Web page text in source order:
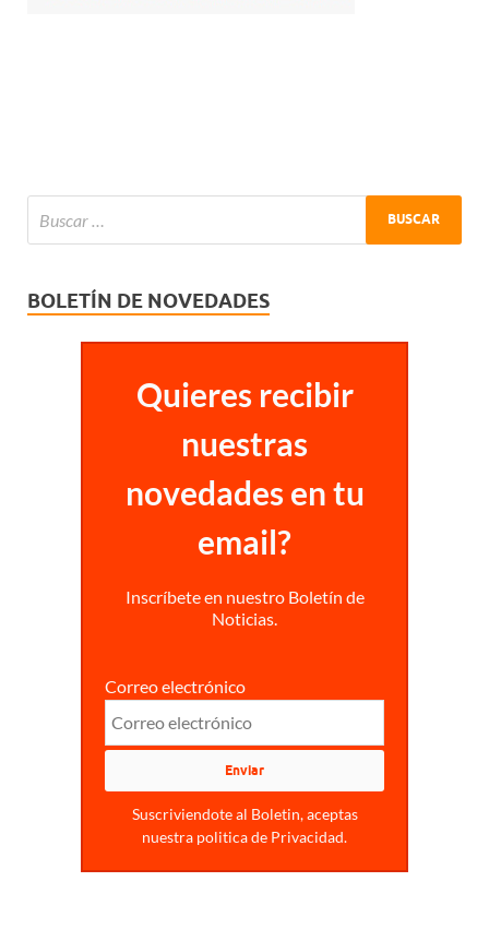
BOLETÍN DE NOVEDADES
Quieres recibir
nuestras
novedades en tu
email?
Inscríbete en nuestro Boletín de
Noticias.
Correo electrónico
Suscriviendote al Boletin, aceptas
nuestra politica de Privacidad.